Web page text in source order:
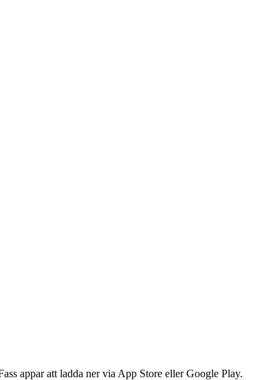
appar att ladda ner via App Store eller Google Play.